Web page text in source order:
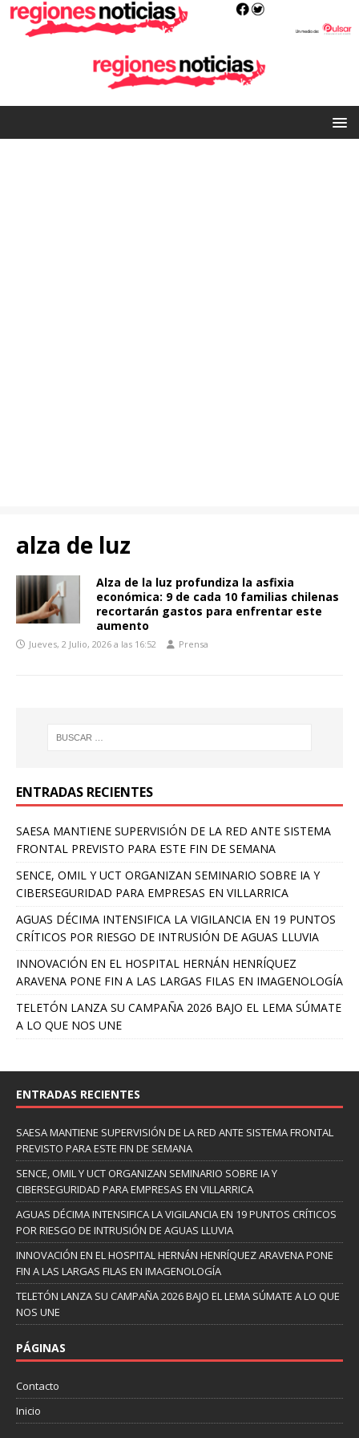
alza de luz
Alza de la luz profundiza la asfixia
económica: 9 de cada 10 familias chilenas
recortarán gastos para enfrentar este
aumento
Jueves, 2 Julio, 2026 a las 16:52 Prensa
ENTRADAS RECIENTES
SAESA MANTIENE SUPERVISIÓN DE LA RED ANTE SISTEMA
FRONTAL PREVISTO PARA ESTE FIN DE SEMANA
SENCE, OMIL Y UCT ORGANIZAN SEMINARIO SOBRE IA Y
CIBERSEGURIDAD PARA EMPRESAS EN VILLARRICA
AGUAS DÉCIMA INTENSIFICA LA VIGILANCIA EN 19 PUNTOS
CRÍTICOS POR RIESGO DE INTRUSIÓN DE AGUAS LLUVIA
INNOVACIÓN EN EL HOSPITAL HERNÁN HENRÍQUEZ
ARAVENA PONE FIN A LAS LARGAS FILAS EN IMAGENOLOGÍA
TELETÓN LANZA SU CAMPAÑA 2026 BAJO EL LEMA SÚMATE
A LO QUE NOS UNE
ENTRADAS RECIENTES
SAESA MANTIENE SUPERVISIÓN DE LA RED ANTE SISTEMA FRONTAL
PREVISTO PARA ESTE FIN DE SEMANA
SENCE, OMIL Y UCT ORGANIZAN SEMINARIO SOBRE IA Y
CIBERSEGURIDAD PARA EMPRESAS EN VILLARRICA
AGUAS DÉCIMA INTENSIFICA LA VIGILANCIA EN 19 PUNTOS CRÍTICOS
POR RIESGO DE INTRUSIÓN DE AGUAS LLUVIA
INNOVACIÓN EN EL HOSPITAL HERNÁN HENRÍQUEZ ARAVENA PONE
FIN A LAS LARGAS FILAS EN IMAGENOLOGÍA
TELETÓN LANZA SU CAMPAÑA 2026 BAJO EL LEMA SÚMATE A LO QUE
NOS UNE
PÁGINAS
Contacto
Inicio